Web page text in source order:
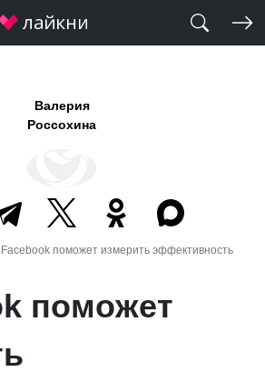
Валерия
Россохина
Facebook поможет измерить эффективность
поможет